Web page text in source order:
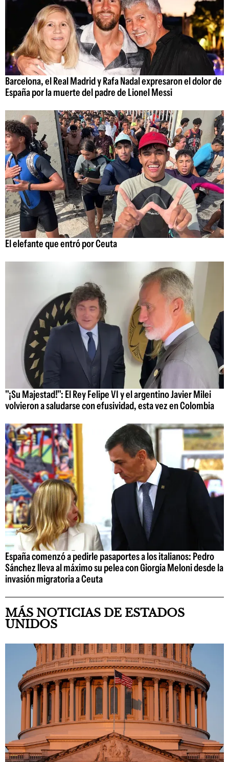
Barcelona, el Real Madrid y Rafa Nadal expresaron el dolor de
España por la muerte del padre de Lionel Messi
El elefante que entró por Ceuta
"¡Su Majestad!": El Rey Felipe VI y el argentino Javier Milei
volvieron a saludarse con efusividad, esta vez en Colombia
España comenzó a pedirle pasaportes a los italianos: Pedro
Sánchez lleva al máximo su pelea con Giorgia Meloni desde la
invasión migratoria a Ceuta
MÁS NOTICIAS DE ESTADOS
UNIDOS